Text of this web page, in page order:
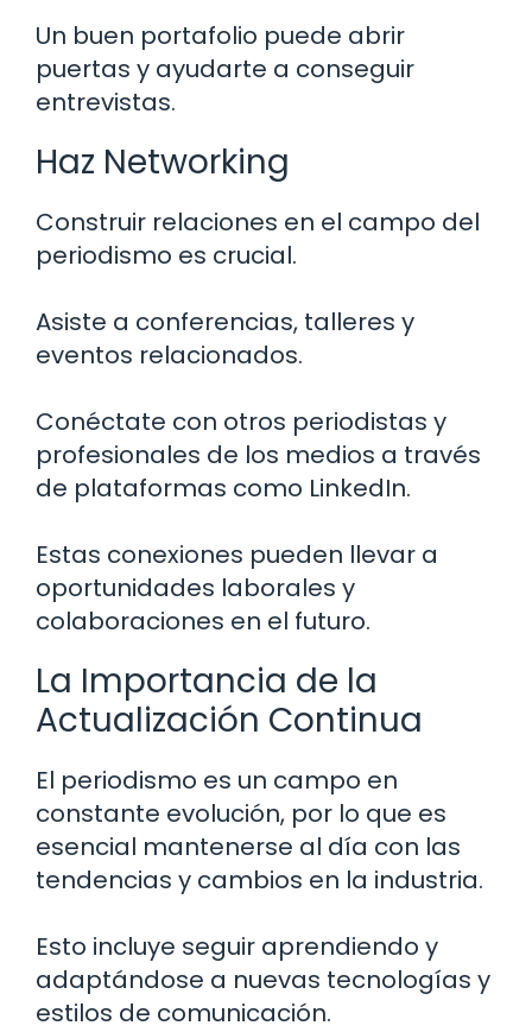
Un buen portafolio puede abrir
puertas y ayudarte a conseguir
entrevistas.
Haz Networking
Construir relaciones en el campo del
periodismo es crucial.
Asiste a conferencias, talleres y
eventos relacionados.
Conéctate con otros periodistas y
profesionales de los medios a través
de plataformas como LinkedIn.
Estas conexiones pueden llevar a
oportunidades laborales y
colaboraciones en el futuro.
La Importancia de la
Actualización Continua
El periodismo es un campo en
constante evolución, por lo que es
esencial mantenerse al día con las
tendencias y cambios en la industria.
Esto incluye seguir aprendiendo y
adaptándose a nuevas tecnologías y
estilos de comunicación.